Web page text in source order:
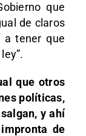
que
de claros
a tener que
que otros
políticas,
y ahí
de